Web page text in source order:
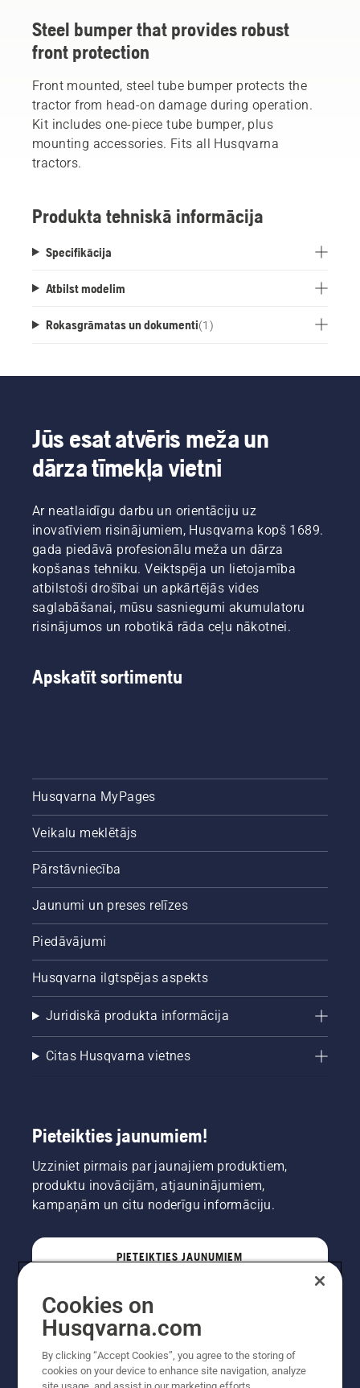
Steel bumper that provides robust
front protection
Front mounted, steel tube bumper protects the
tractor from head-on damage during operation.
Kit includes one-piece tube bumper, plus
mounting accessories. Fits all Husqvarna
tractors.
Produkta tehniskā informācija
Specifikācija
Atbilst modelim
Rokasgrāmatas un dokumenti(1 )
Jūs esat atvēris meža un
dārza tīmekļa vietni
Ar neatlaidīgu darbu un orientāciju uz
inovatīviem risinājumiem, Husqvarna kopš 1689.
gada piedāvā profesionālu meža un dārza
kopšanas tehniku. Veiktspēja un lietojamība
atbilstoši drošībai un apkārtējās vides
saglabāšanai, mūsu sasniegumi akumulatoru
risinājumos un robotikā rāda ceļu nākotnei.
Apskatīt sortimentu
Husqvarna MyPages
Veikalu meklētājs
Pārstāvniecība
Jaunumi un preses relīzes
Piedāvājumi
Husqvarna ilgtspējas aspekts
Juridiskā produkta informācija
Citas Husqvarna vietnes
Pieteikties jaunumiem!
Uzziniet pirmais par jaunajiem produktiem,
produktu inovācijām, atjauninājumiem,
kampaņām un citu noderīgu informāciju.
PIETEIKTIES JAUNUMIEM
Cookies on
Husqvarna.com
By clicking “Accept Cookies”, you agree to the storing of
cookies on your device to enhance site navigation, analyze